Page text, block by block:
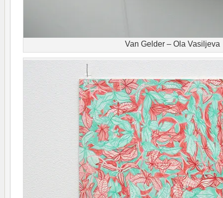
Van Gelder – Ola Vasiljeva